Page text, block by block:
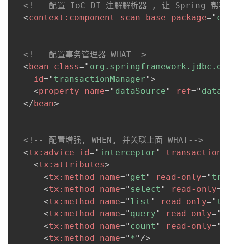
<!-- 配置 IoC DI 注解解析器 , 让 Spring 帮我们
<context: component-scan base-package="
<!-- 配置事务管理器 WHAT-->
< bean class="
id=" transactionManager">
<property name=" dataSource" ref="
</ bean>
<!-- 配置增强, WHEN, 并关联上面 WHAT-->
<tx: advice id=" interceptor"
transaction-
<tx: attributes>
<tx: method name=" get " read-only="
<tx: method name=" select " read-only=
<tx: method name=" list " read-only="
<tx: method name=" query" read-only="
<tx: method name=" count " read-only="
<tx: method name=" * " />